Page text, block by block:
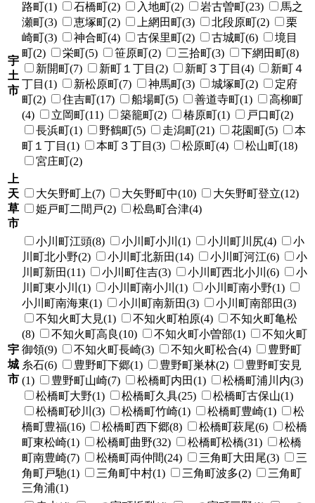
宇
土
市
路町(1)
石橋町(2) 入地町(2) 岩古曽町(23)
馬之
瀬町(3)
恵塚町(2) 上網田町(3) 北段原町(2)
栗
崎町(3)
神合町(4) 古保里町(2) 古城町(6)
境目
町(2)
栄町(5) 笹原町(2) 三拾町(3)
下網田町(8)
新開町(7)
新町１丁目(2) 新町３丁目(4)
新町４
丁目(1)
新松原町(7) 神馬町(3) 城塚町(2)
定府
町(2)
住吉町(17) 船場町(5) 善道寺町(1)
高柳町
(4)
立岡町(11) 築籠町(2) 椿原町(1)
戸口町(2)
長浜町(1)
野鶴町(5) 走潟町(21) 花園町(5)
本
町１丁目(1)
本町３丁目(3) 松原町(4)
松山町(18)
宮庄町(2)
上
天
草
市
大矢野町上(7) 大矢野町中(10)
大矢野町登立(12)
姫戸町二間戸(2)
松島町合津(4)
宇
城
市
小川町江頭(8) 小川町小川(1) 小川町川尻(4)
小
川町北小野(2)
小川町北新田(14) 小川町河江(6)
小
川町新田(11)
小川町住吉(3) 小川町西北小川(6)
小
川町東小川(1)
小川町南小川(1)
小川町南小野(1)
小川町南海東(1)
小川町南新田(3)
小川町南部田(3)
不知火町大見(1)
不知火町柏原(4)
不知火町亀松
(8)
不知火町高良(10) 不知火町小曽部(1)
不知火町
御領(9)
不知火町長崎(3) 不知火町松合(4)
豊野町
糸石(6)
豊野町下郷(1) 豊野町巣林(2)
豊野町安見
(1)
豊野町山崎(7) 松橋町内田(1)
松橋町浦川内(3)
松橋町大野(1)
松橋町久具(25)
松橋町古保山(1)
松橋町砂川(3)
松橋町竹崎(1) 松橋町豊崎(1)
松
橋町豊福(16)
松橋町西下郷(8) 松橋町萩尾(6)
松橋
町東松崎(1)
松橋町曲野(32) 松橋町松橋(31)
松橋
町南豊崎(7)
松橋町両仲間(24) 三角町大田尾(3)
三
角町戸馳(1)
三角町中村(1) 三角町波多(2)
三角町
三角浦(1)